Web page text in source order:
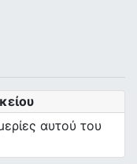
αυτού του